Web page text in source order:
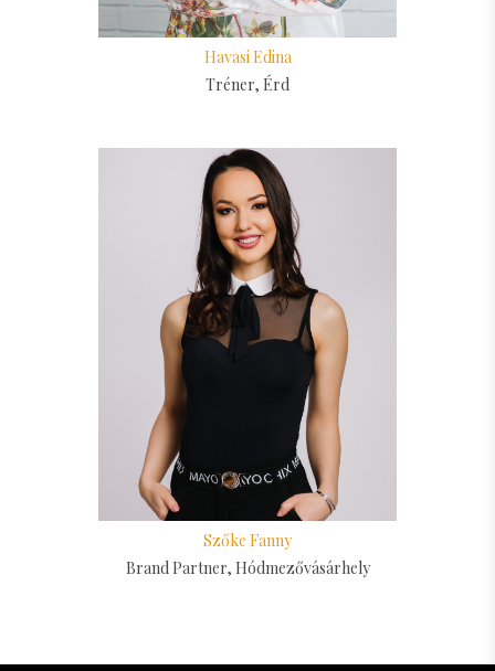
Havasi Edina
Tréner, Érd
Szőke Fanny
Brand Partner, Hódmezővásárhely